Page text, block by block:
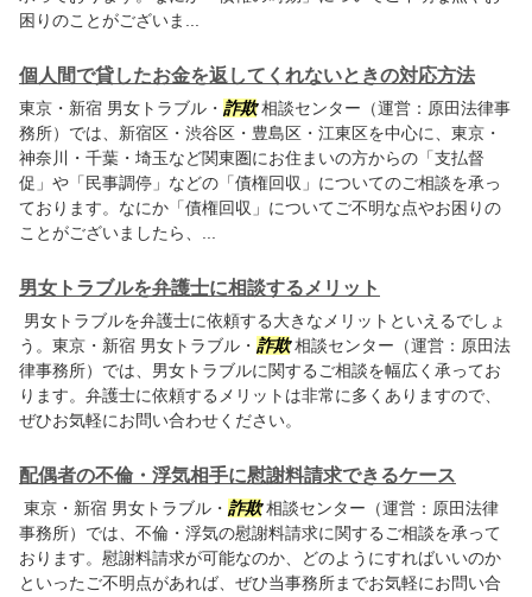
困りのことがございま...
個人間で貸したお金を返してくれないときの対応方法
東京・新宿 男女トラブル・ 詐欺相談センター（運営：原田法律事
務所）では、新宿区・渋谷区・豊島区・江東区を中心に、東京・
神奈川・千葉・埼玉など関東圏にお住まいの方からの「支払督
促」や「民事調停」などの「債権回収」についてのご相談を承っ
ております。なにか「債権回収」についてご不明な点やお困りの
ことがございましたら、...
男女トラブルを弁護士に相談するメリット
男女トラブルを弁護士に依頼する大きなメリットといえるでしょ
う。東京・新宿 男女トラブル・ 詐欺相談センター（運営：原田法
律事務所）では、男女トラブルに関するご相談を幅広く承ってお
ります。弁護士に依頼するメリットは非常に多くありますので、
ぜひお気軽にお問い合わせください。
配偶者の不倫・浮気相手に慰謝料請求できるケース
東京・新宿 男女トラブル・ 詐欺相談センター（運営：原田法律
事務所）では、不倫・浮気の慰謝料請求に関するご相談を承って
おります。慰謝料請求が可能なのか、どのようにすればいいのか
といったご不明点があれば、ぜひ当事務所までお気軽にお問い合